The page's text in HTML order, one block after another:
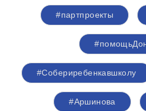
#партпроекты
#Собериребенкавшколу
#Аршинова